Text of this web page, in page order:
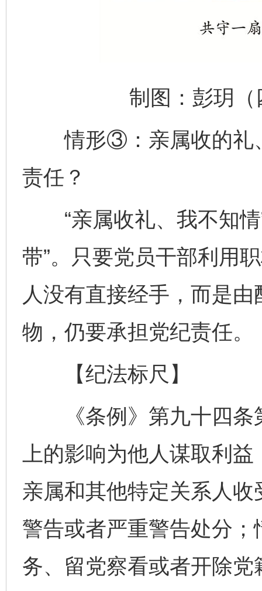
制图：彭玥（
情形③：亲属收的礼、
责任？
“亲属收礼、我不知情
带”。只要党员干部利用
人没有直接经手，而是
物，仍要承担党纪责任。
【纪法标尺】
《条例》第九十四条
上的影响为他人谋取利
亲属和其他特定关系人
警告或者严重警告处分
务、留党察看或者开除党